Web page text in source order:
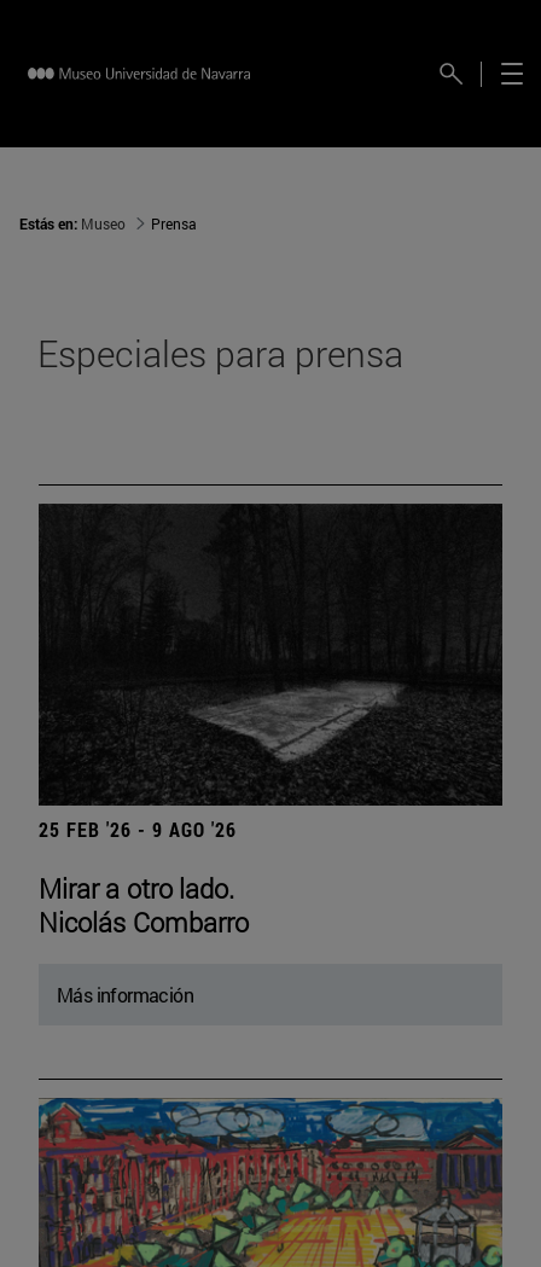
Estás en: Museo Prensa
Especiales para prensa
25 FEB '26 - 9 AGO '26
Mirar a otro lado.
Nicolás Combarro
Más información